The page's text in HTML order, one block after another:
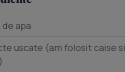
de apa
uscate (am folosit caise si